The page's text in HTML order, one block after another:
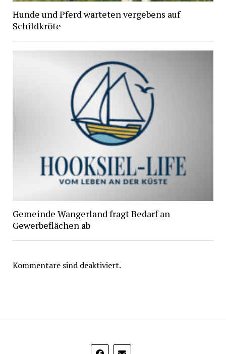
Hunde und Pferd warteten vergebens auf
Schildkröte
Gemeinde Wangerland fragt Bedarf an
Gewerbeflächen ab
Kommentare sind deaktiviert.